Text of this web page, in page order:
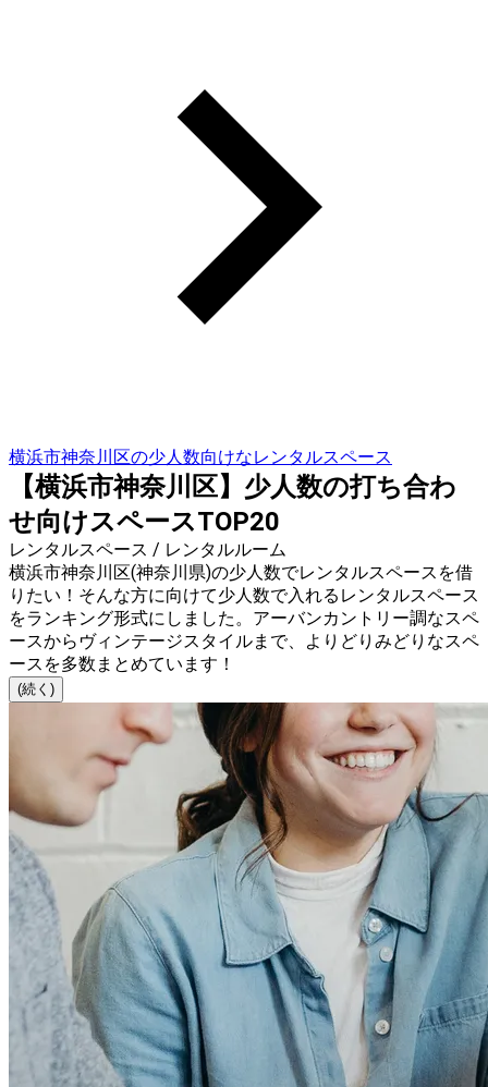
横浜市神奈川区の少人数向けなレンタルスペース
【横浜市神奈川区】少人数の打ち合わ
せ向けスペースTOP20
レンタルスペース / レンタルルーム
横浜市神奈川区(神奈川県)の少人数でレンタルスペースを借
りたい！そんな方に向けて少人数で入れるレンタルスペース
をランキング形式にしました。アーバンカントリー調なスペ
ースからヴィンテージスタイルまで、よりどりみどりなスペ
ースを多数まとめています！
(続く)